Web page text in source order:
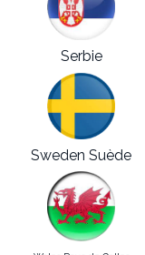
Serbie
Sweden Suède